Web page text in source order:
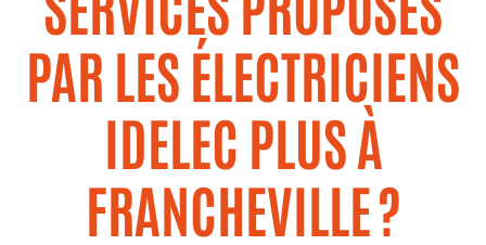
PAR LES ÉLECTRICIENS
IDELEC PLUS À
FRANCHEVILLE ?